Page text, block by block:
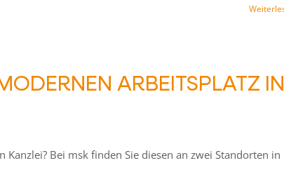
ARBEITSPLATZ IN
Bei msk finden Sie diesen an zwei Standorten in